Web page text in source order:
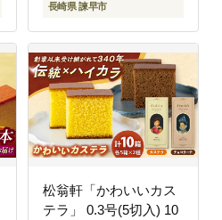
長崎県 諫早市
松翁軒「かわいいカス
テラ」 0.3号(5切入) 10